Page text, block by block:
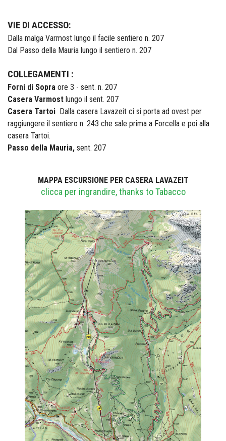
VIE DI ACCESSO:
Dalla malga Varmost lungo il facile sentiero n. 207
Dal Passo della Mauria lungo il sentiero n. 207
COLLEGAMENTI :
Forni di Sopra ore 3 - sent. n. 207
Casera Varmost lungo il sent. 207
Casera Tartoi Dalla casera Lavazeit ci si porta ad ovest per
raggiungere il sentiero n. 243 che sale prima a Forcella e poi alla
casera Tartoi.
Passo della Mauria, sent. 207
MAPPA ESCURSIONE PER CASERA LAVAZEIT
clicca per ingrandire, thanks to Tabacco